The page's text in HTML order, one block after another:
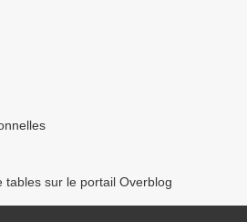
tables sur le portail Overblog